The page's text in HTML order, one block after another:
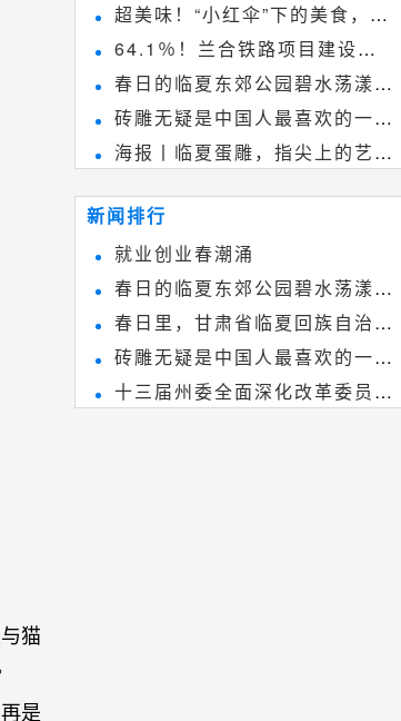
猫
是
超美味！“小红伞”下的美食，绝
不能错过~
64.1％！兰合铁路项目建设加
速推进
春日的临夏东郊公园碧水荡漾、
春花烂漫
砖雕无疑是中国人最喜欢的一种
雕刻艺术，它不仅是民间实用美术
和建筑装饰艺术的有机结合，更成
为中国建筑史上彰品东方美不可磨
灭的一笔。一方青砖里不仅藏着广
海报丨临夏蛋雕，指尖上的艺术
~
新闻排行
就业创业春潮涌
春日的临夏东郊公园碧水荡漾、
春花烂漫
春日里，甘肃省临夏回族自治州
境内的刘家峡大桥，壮观美丽!
砖雕无疑是中国人最喜欢的一种
雕刻艺术，它不仅是民间实用美术
十三届州委全面深化改革委员会